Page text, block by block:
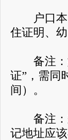
户口本
住证明、
备注：如
证”，需同
间）。
备注：
记地址应该